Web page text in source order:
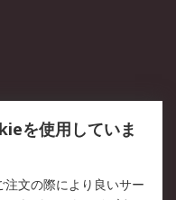
を使用していま
文の際により良いサー